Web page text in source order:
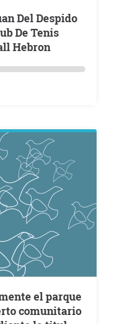
De Tenis
Hebron
comunitario